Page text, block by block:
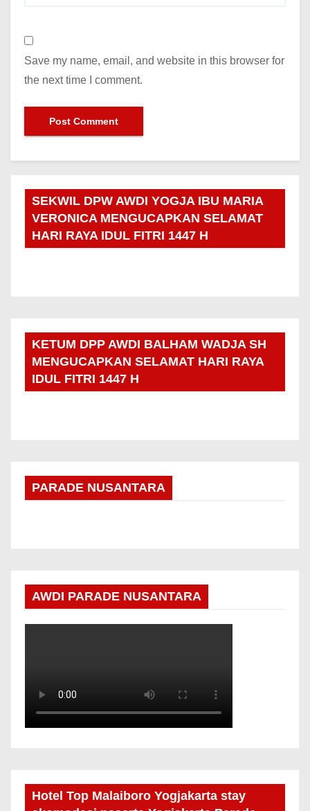
Save my name, email, and website in this browser for
the next time I comment.
SEKWIL DPW AWDI YOGJA IBU MARIA
VERONICA MENGUCAPKAN SELAMAT
HARI RAYA IDUL FITRI 1447 H
KETUM DPP AWDI BALHAM WADJA SH
MENGUCAPKAN SELAMAT HARI RAYA
IDUL FITRI 1447 H
PARADE NUSANTARA
AWDI PARADE NUSANTARA
Hotel Top Malaiboro Yogjakarta stay